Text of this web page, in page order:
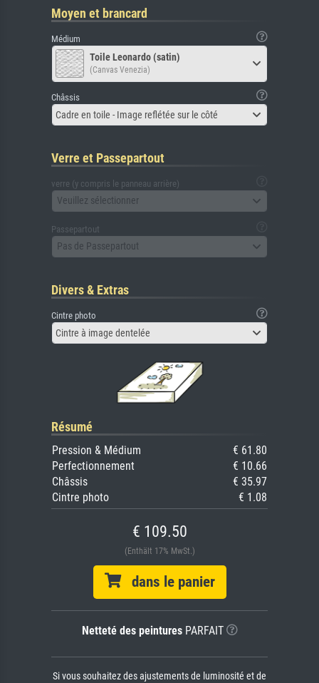
Moyen et brancard
Médium
Toile Leonardo (satin)
(Canvas Venezia)
Châssis
Cadre en toile - Image reflétée sur le côté
Verre et Passepartout
verre (y compris le panneau arrière)
Veuillez sélectionner
Passepartout
Pas de Passepartout
Divers & Extras
Cintre photo
Cintre à image dentelée
Résumé
Pression & Médium
€ 61.80
Perfectionnement
€ 10.66
Châssis
€ 35.97
Cintre photo
€ 1.08
€ 109.50
(Enthält 17% MwSt.)
dans le panier
Netteté des peinturesPARFAIT
Si vous souhaitez des ajustements de luminosité et de